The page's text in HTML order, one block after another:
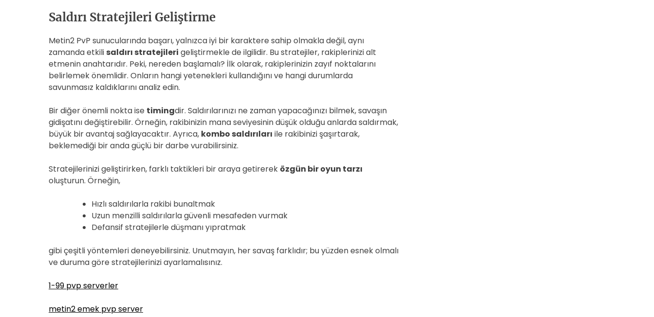
Saldırı Stratejileri Geliştirme
Metin2 PvP sunucularında başarı, yalnızca iyi bir karaktere sahip olmakla değil, aynı
zamanda etkili saldırı stratejileri geliştirmekle de ilgilidir. Bu stratejiler, rakiplerinizi alt
etmenin anahtarıdır. Peki, nereden başlamalı? İlk olarak, rakiplerinizin zayıf noktalarını
belirlemek önemlidir. Onların hangi yetenekleri kullandığını ve hangi durumlarda
savunmasız kaldıklarını analiz edin.
Bir diğer önemli nokta ise timingdir. Saldırılarınızı ne zaman yapacağınızı bilmek, savaşın
gidişatını değiştirebilir. Örneğin, rakibinizin mana seviyesinin düşük olduğu anlarda saldırmak,
büyük bir avantaj sağlayacaktır. Ayrıca, kombo saldırıları ile rakibinizi şaşırtarak,
beklemediği bir anda güçlü bir darbe vurabilirsiniz.
Stratejilerinizi geliştirirken, farklı taktikleri bir araya getirerek özgün bir oyun tarzı
oluşturun. Örneğin,
Hızlı saldırılarla rakibi bunaltmak
Uzun menzilli saldırılarla güvenli mesafeden vurmak
Defansif stratejilerle düşmanı yıpratmak
gibi çeşitli yöntemleri deneyebilirsiniz. Unutmayın, her savaş farklıdır; bu yüzden esnek olmalı
ve duruma göre stratejilerinizi ayarlamalısınız.
1-99 pvp serverler
metin2 emek pvp server